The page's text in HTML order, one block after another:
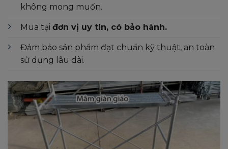
không mong muốn.
Mua tại đơn vị uy tín, có bảo hành.
Đảm bảo sản phẩm đạt chuẩn kỹ thuật, an toàn
sử dụng lâu dài.